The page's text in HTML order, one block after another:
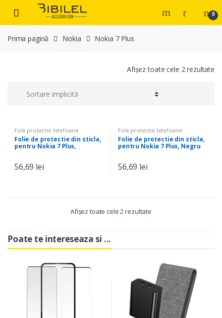
navigation
content
0
Prima pagină Nokia Nokia 7 Plus
Afișez toate cele 2 rezultate
Folii protectie telefoane
Folie de protectie din sticla,
pentru Nokia 7 Plus,
56,69 lei
Folii protectie telefoane
Folie de protectie din sticla,
pentru Nokia 7 Plus, Negru
56,69 lei
Afișez toate cele 2 rezultate
Poate te intereseaza si ...